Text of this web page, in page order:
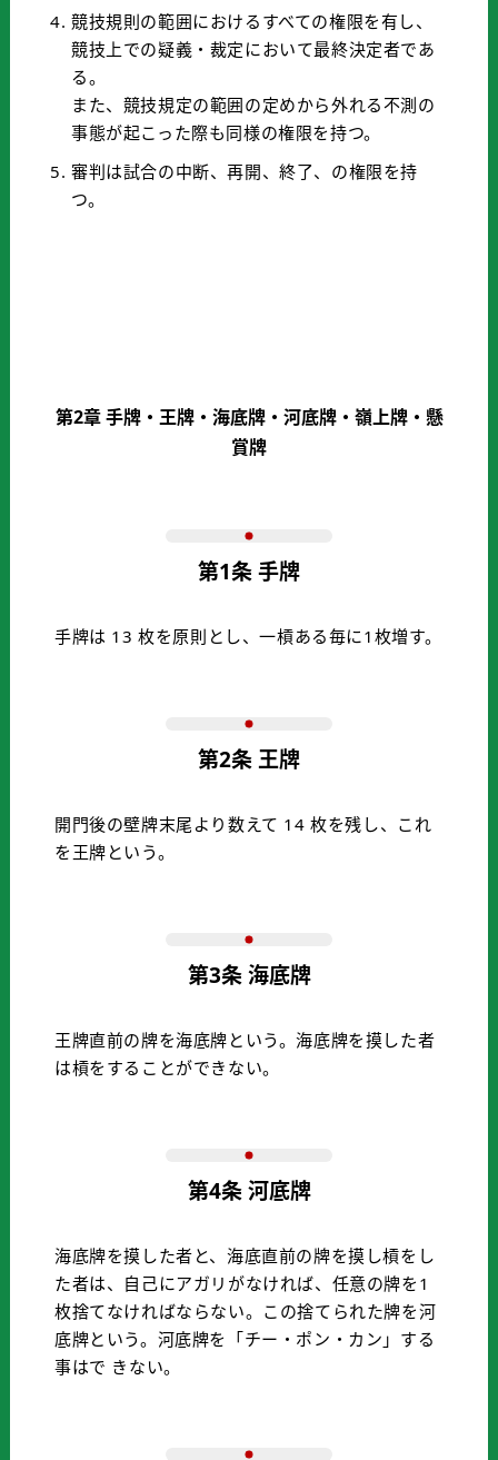
競技規則の範囲におけるすべての権限を有し、
競技上での疑義・裁定において最終決定者であ
る。
また、競技規定の範囲の定めから外れる不測の
事態が起こった際も同様の権限を持つ。
審判は試合の中断、再開、終了、の権限を持
つ。
第2章 手牌・王牌・海底牌・河底牌・嶺上牌・懸
賞牌
第1条 手牌
手牌は 13 枚を原則とし、一槓ある毎に1枚増す。
第2条 王牌
開門後の壁牌末尾より数えて 14 枚を残し、これ
を王牌という。
第3条 海底牌
王牌直前の牌を海底牌という。海底牌を摸した者
は槓をすることができない。
第4条 河底牌
海底牌を摸した者と、海底直前の牌を摸し槓をし
た者は、自己にアガリがなければ、任意の牌を1
枚捨てなければならない。この捨てられた牌を河
底牌という。河底牌を「チー・ポン・カン」する
事はで きない。